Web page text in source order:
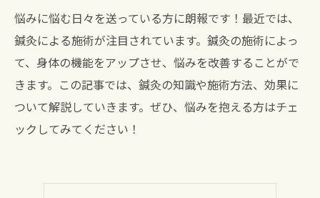
悩みに悩む日々を送っている方に朗報です！最近では、
鍼灸による施術が注目されています。鍼灸の施術によっ
て、身体の機能をアップさせ、悩みを改善することがで
きます。この記事では、鍼灸の知識や施術方法、効果に
ついて解説していきます。ぜひ、悩みを抱える方はチェ
ックしてみてください！